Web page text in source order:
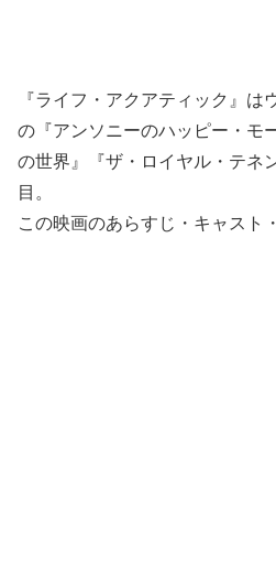
『ライフ・アクアティック』は
の『アンソニーのハッピー・モ
の世界』『ザ・ロイヤル・テネ
目。
この映画のあらすじ・キャスト